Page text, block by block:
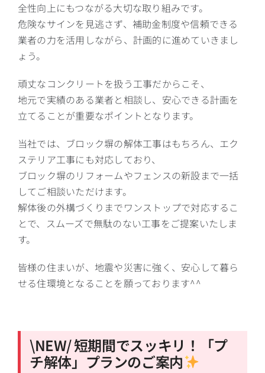
全性向上にもつながる大切な取り組みです。
危険なサインを見逃さず、補助金制度や信頼できる
業者の力を活用しながら、計画的に進めていきまし
ょう。
頑丈なコンクリートを扱う工事だからこそ、
地元で実績のある業者と相談し、安心できる計画を
立てることが重要なポイントとなります。
当社では、ブロック塀の解体工事はもちろん、エク
ステリア工事にも対応しており、
ブロック塀のリフォームやフェンスの新設まで一括
してご相談いただけます。
解体後の外構づくりまでワンストップで対応するこ
とで、スムーズで無駄のない工事をご提案いたしま
す。
皆様の住まいが、地震や災害に強く、安心して暮ら
せる住環境となることを願っております^^
\NEW/ 短期間でスッキリ！「プ
チ解体」プランのご案内